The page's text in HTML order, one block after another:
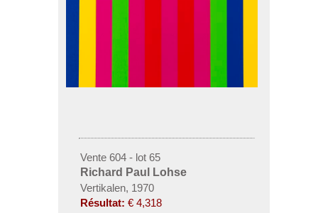
Vente 604 - lot 65
Richard Paul Lohse
Vertikalen, 1970
Résultat: € 4,318